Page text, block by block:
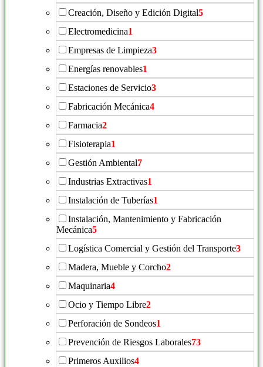
Creación, Diseño y Edición Digital5
Electromedicina1
Empresas de Limpieza3
Energías renovables1
Estaciones de Servicio3
Fabricación Mecánica4
Farmacia2
Fisioterapia1
Gestión Ambiental7
Industrias Extractivas1
Instalación de Tuberías1
Instalación, Mantenimiento y Fabricación
Mecánica5
Logística Comercial y Gestión del Transporte3
Madera, Mueble y Corcho2
Maquinaria4
Ocio y Tiempo Libre2
Perforación de Sondeos1
Prevención de Riesgos Laborales73
Primeros Auxilios4